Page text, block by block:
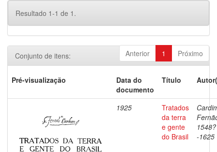
Resultado 1-1 de 1.
Anterior 1 Próximo
Conjunto de itens:
Pré-visualização
Data do
documento
Título
1925
Tratados
da terra
e gente
do Brasil
1548?
-1625